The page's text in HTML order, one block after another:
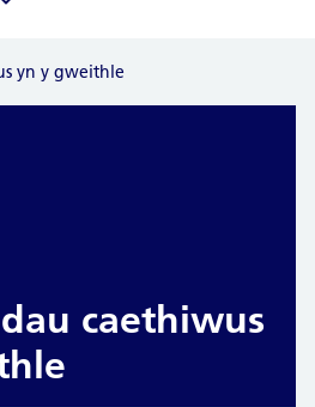
yn y gweithle
caethiwus